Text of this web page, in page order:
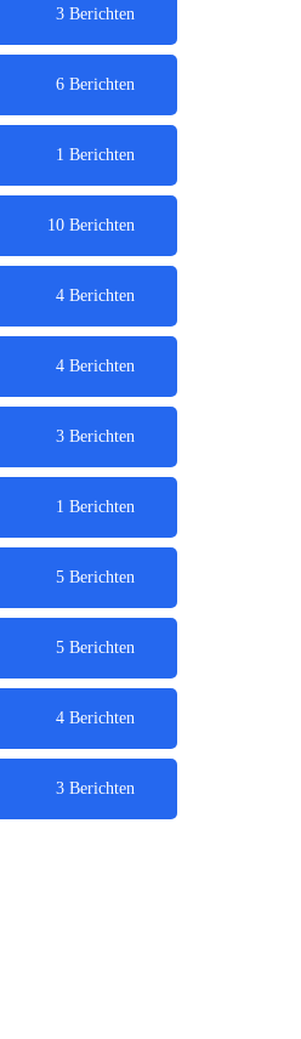
3 Berichten
6 Berichten
1 Berichten
10 Berichten
4 Berichten
4 Berichten
3 Berichten
1 Berichten
5 Berichten
5 Berichten
4 Berichten
3 Berichten